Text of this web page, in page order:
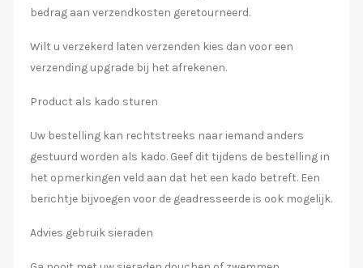
bedrag aan verzendkosten geretourneerd.
Wilt u verzekerd laten verzenden kies dan voor een
verzending upgrade bij het afrekenen.
Product als kado sturen
Uw bestelling kan rechtstreeks naar iemand anders
gestuurd worden als kado. Geef dit tijdens de bestelling in
het opmerkingen veld aan dat het een kado betreft. Een
berichtje bijvoegen voor de geadresseerde is ook mogelijk.
Advies gebruik sieraden